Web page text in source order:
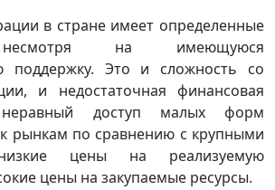
в стране имеет определенные
на имеющуюся
поддержку. Это и сложность со
и недостаточная финансовая
неравный доступ малых форм
к рынкам по сравнению с крупными
цены на реализуемую
цены на закупаемые ресурсы.